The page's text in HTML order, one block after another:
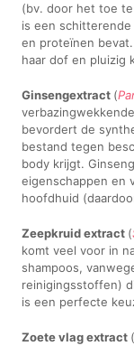
(bv. door het toe
is een
en proteïnen
haar dof en pluizig
Ginsengextract (
bevordert de
bestand tegen
body krijgt.
eigenschappen en
hoofdhuid
Zeepkruid extract (
komt veel voor in
shampoos,
reinigingsstoffen)
is een perfecte
Zoete vlag extract